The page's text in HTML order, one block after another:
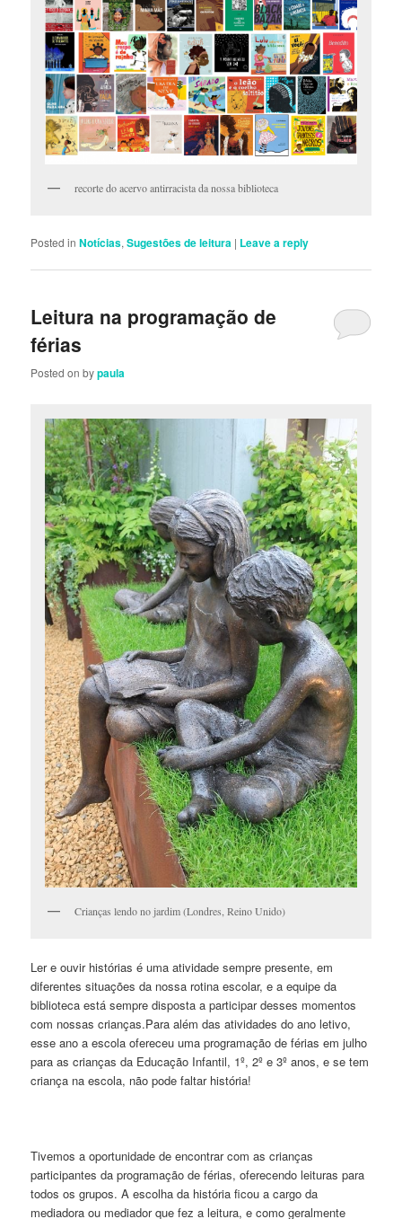
recorte do acervo antirracista da nossa biblioteca
Posted in Notícias,Sugestões de leitura | Leave a reply
Leitura na programação de
férias
Posted onbypaula
Crianças lendo no jardim (Londres, Reino Unido)
Ler e ouvir histórias é uma atividade sempre presente, em
diferentes situações da nossa rotina escolar, e a equipe da
biblioteca está sempre disposta a participar desses momentos
com nossas crianças.Para além das atividades do ano letivo,
esse ano a escola ofereceu uma programação de férias em julho
para as crianças da Educação Infantil, 1º, 2º e 3º anos, e se tem
criança na escola, não pode faltar história!
Tivemos a oportunidade de encontrar com as crianças
participantes da programação de férias, oferecendo leituras para
todos os grupos. A escolha da história ficou a cargo da
mediadora ou mediador que fez a leitura, e como geralmente